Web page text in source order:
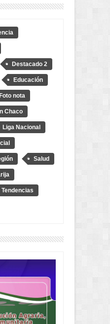
en Villa Montes revela
de
pesada en el SERECA
Destacado 2
Educación
nota
Chaco
Liga Nacional
Salud
Tendencias